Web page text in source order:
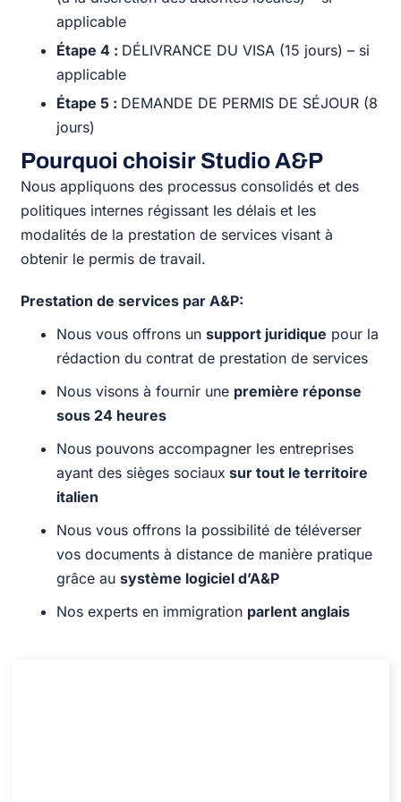
applicable
Étape 4 : DÉLIVRANCE DU VISA (15 jours) – si
applicable
Étape 5 : DEMANDE DE PERMIS DE SÉJOUR (8
jours)
Pourquoi choisir Studio A&P
Nous appliquons des processus consolidés et des
politiques internes régissant les délais et les
modalités de la prestation de services visant à
obtenir le permis de travail.
Prestation de services par A&P:
Nous vous offrons unsupport juridique pour la
rédaction du contrat de prestation de services
Nous visons à fournir une première réponse
sous 24 heures
Nous pouvons accompagner les entreprises
ayant des sièges sociaux sur tout le territoire
italien
Nous vous offrons la possibilité de téléverser
vos documents à distance de manière pratique
grâce ausystème logiciel d’A&P
Nos experts en immigration parlent anglais